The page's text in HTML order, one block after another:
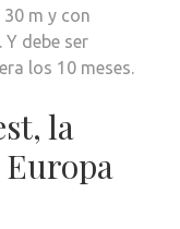
m y con
debe ser
los 10 meses.
la